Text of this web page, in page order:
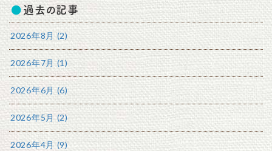
過去の記事
2026年8月 (2)
2026年7月 (1)
2026年6月 (6)
2026年5月 (2)
2026年4月 (9)